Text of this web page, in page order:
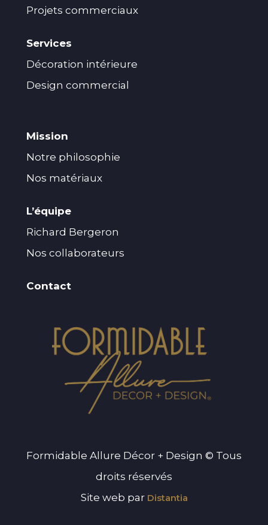
Projets commerciaux
Services
Décoration intérieure
Design commercial
Mission
Notre philosophie
Nos matériaux
L’équipe
Richard Bergeron
Nos collaborateurs
Contact
Formidable Allure Décor + Design © Tous
droits réservés
Site web par Distantia